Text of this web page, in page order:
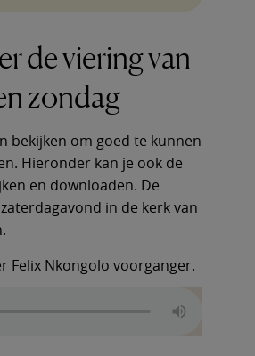
de viering van
zondag
bekijken om goed te kunnen
Hieronder kan je ook de
en downloaden. De
in de kerk van
Felix Nkongolo voorganger.